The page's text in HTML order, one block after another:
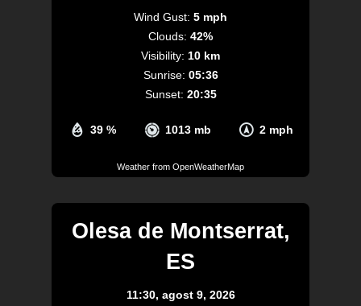
39 % 1013 mb 2 mph
Wind Gust: 5 mph
Clouds: 42%
Visibility: 10 km
Sunrise: 05:36
Sunset: 20:35
Weather from OpenWeatherMap
Olesa de Montserrat,
ES
11:30, agost 9, 2026